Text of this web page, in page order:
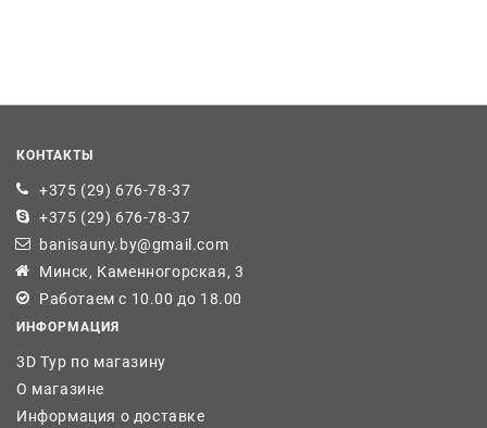
КОНТАКТЫ
+375 (29) 676-78-37
+375 (29) 676-78-37
banisauny.by@gmail.com
Минск, Каменногорская, 3
Работаем с 10.00 до 18.00
ИНФОРМАЦИЯ
3D Тур по магазину
О магазине
Информация о доставке